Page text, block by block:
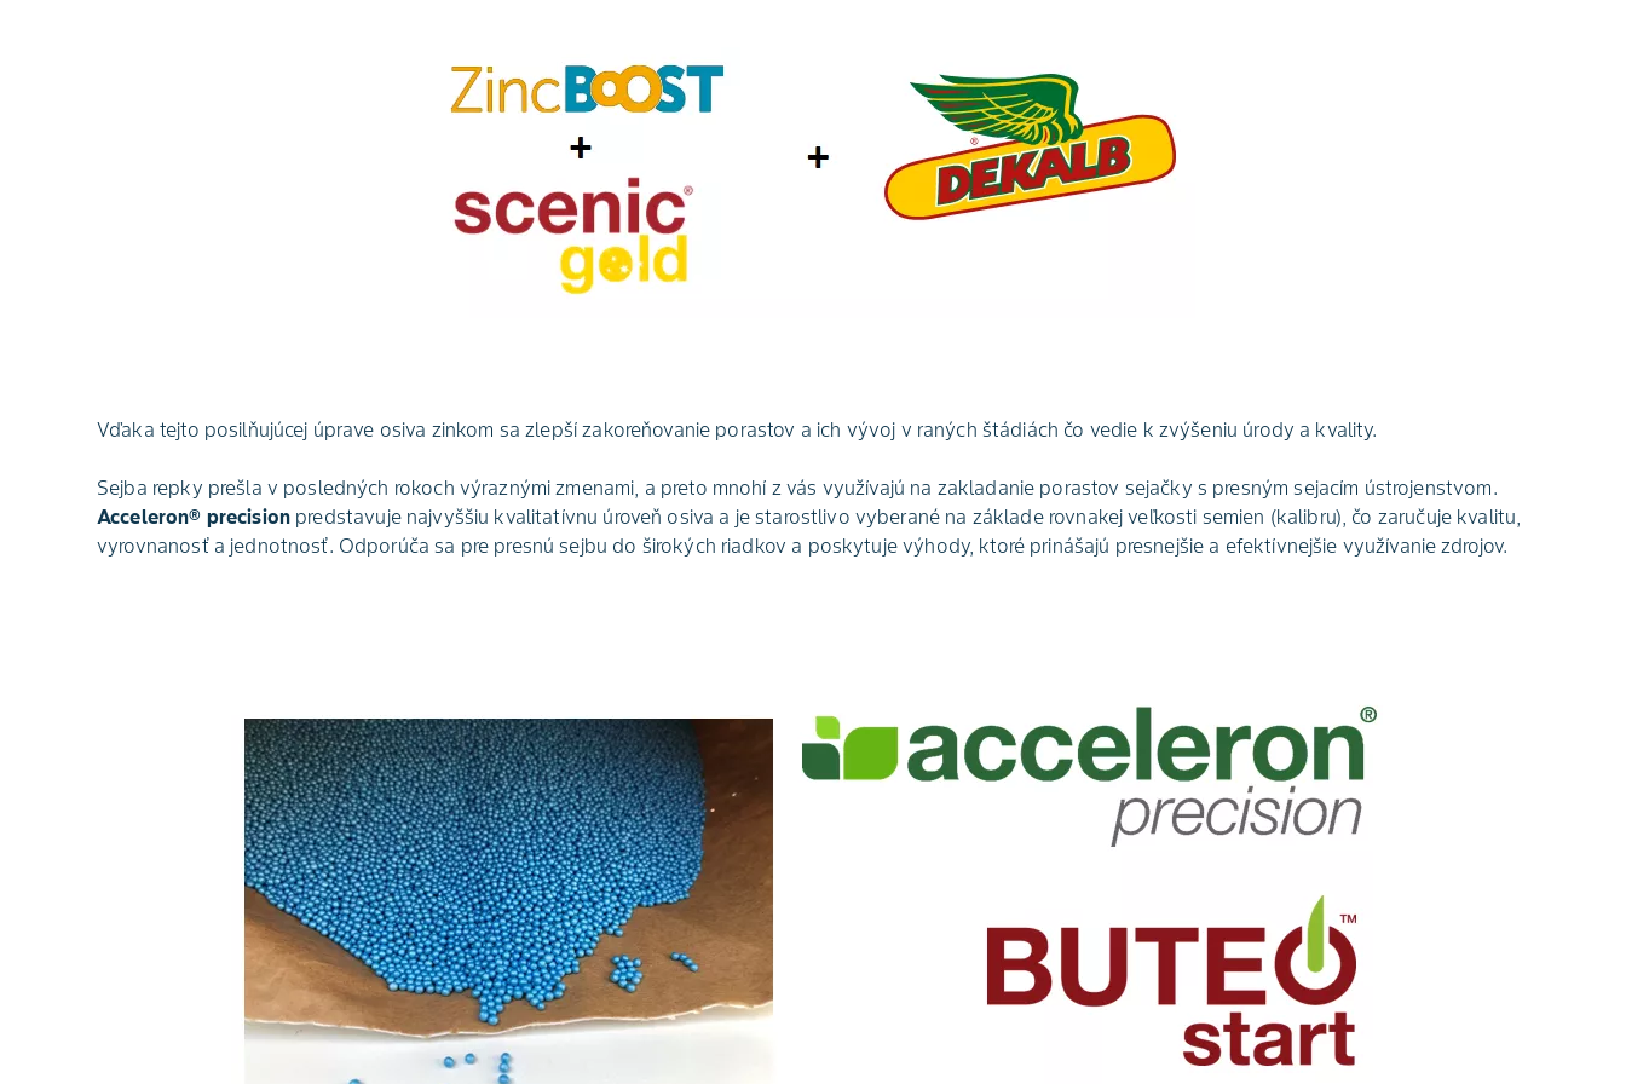
Vďaka tejto posilňujúcej úprave osiva zinkom sa zlepší zakoreňovanie porastov a ich vývoj v raných štádiách čo vedie k zvýšeniu úrody a kvality.​
Sejba repky prešla v posledných rokoch výraznými zmenami, a preto mnohí z vás využívajú na zakladanie porastov sejačky s presným sejacím ústrojenstvom.
Acceleron® precision predstavuje najvyššiu kvalitatívnu úroveň osiva a je starostlivo vyberané na základe rovnakej veľkosti semien (kalibru), čo zaručuje kvalitu,
vyrovnanosť a jednotnosť. Odporúča sa pre presnú sejbu do širokých riadkov a poskytuje výhody, ktoré prinášajú presnejšie a efektívnejšie využívanie zdrojov.​